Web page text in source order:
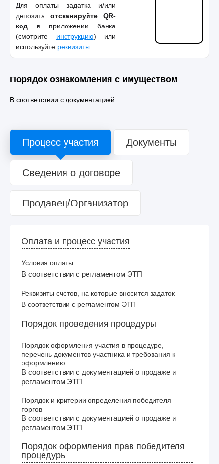
Для оплаты задатка и/или
депозита отсканируйте QR-
код в приложении банка
(смотрите инструкцию) или
используйте реквизиты
Порядок ознакомления с имуществом
В соответствии с документацией
Процесс участия Документы
Сведения о договоре
Продавец/Организатор
Оплата и процесс участия
Условия оплаты
В соответствии с регламентом ЭТП
Реквизиты счетов, на которые вносится задаток
В соответствии с регламентом ЭТП
Порядок проведения процедуры
Порядок оформления участия в процедуре,
перечень документов участника и требования к
оформлению:
В соответствии с документацией о продаже и
регламентом ЭТП
Порядок и критерии определения победителя
торгов
В соответствии с документацией о продаже и
регламентом ЭТП
Порядок оформления прав победителя
процедуры